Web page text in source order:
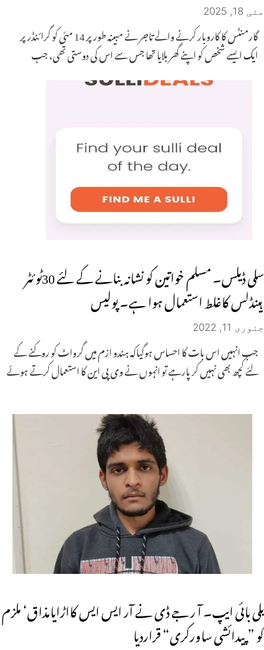
مئی 18, 2025
گارمنٹس کا کاروبار کرنے والے تاجر نے مبینہ طور پر 14 مئی کو گرائنڈر پر
ایک ایسے شخص کو اپنے گھر بلایا تھا جس سے اس کی دوستی تھی، جب
سلی ڈیلس۔ مسلم خواتین کو نشانہ بنانے کے لئے 30ٹوئٹر
ہینڈلس کاغلط استعمال ہوا ہے۔ پولیس
جنوری 11, 2022
جب انہیں اس بات کا احساس ہوگیاکہ ہندو ازم میں گرواٹ کو روکنے کے
لئے کچھ بھی نہیں کر پارہے تو انہوں نے وی پی این کا استعمال کرتے ہوئے
بلی بائی ایپ۔ آ ر جے ڈی نے آر ایس ایس کااڑایامذاق‘ ملزم
کو ”پیدائشی ساورکری“ قراردیا